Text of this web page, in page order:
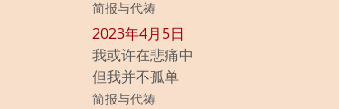
简报与代祷
2023年4月5日
我或许在悲痛中
但我并不孤单
简报与代祷